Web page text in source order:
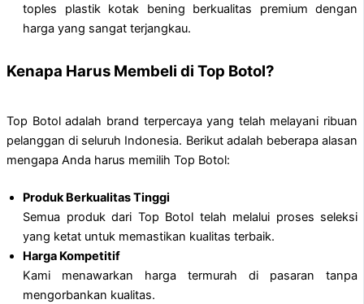
toples plastik kotak bening berkualitas premium dengan
harga yang sangat terjangkau.
Kenapa Harus Membeli di Top Botol?
Top Botol adalah brand terpercaya yang telah melayani ribuan
pelanggan di seluruh Indonesia. Berikut adalah beberapa alasan
mengapa Anda harus memilih Top Botol:
Produk Berkualitas Tinggi
Semua produk dari Top Botol telah melalui proses seleksi
yang ketat untuk memastikan kualitas terbaik.
Harga Kompetitif
Kami menawarkan harga termurah di pasaran tanpa
mengorbankan kualitas.